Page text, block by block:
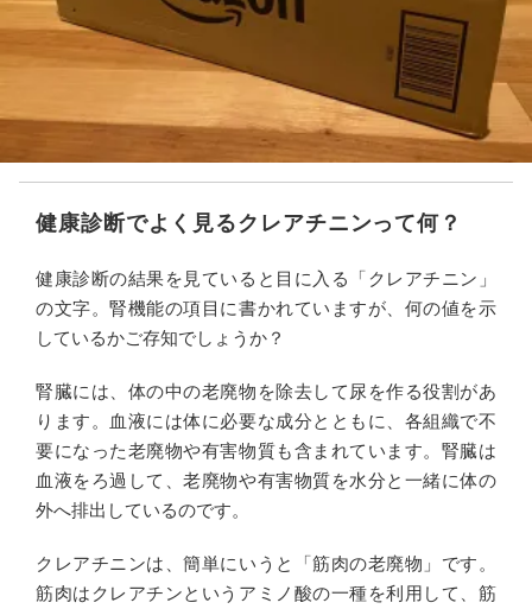
健康診断でよく見るクレアチニンって何？
健康診断の結果を見ていると目に入る「クレアチニン」
の文字。腎機能の項目に書かれていますが、何の値を示
しているかご存知でしょうか？
腎臓には、体の中の老廃物を除去して尿を作る役割があ
ります。血液には体に必要な成分とともに、各組織で不
要になった老廃物や有害物質も含まれています。腎臓は
血液をろ過して、老廃物や有害物質を水分と一緒に体の
外へ排出しているのです。
クレアチニンは、簡単にいうと「筋肉の老廃物」です。
筋肉はクレアチンというアミノ酸の一種を利用して、筋